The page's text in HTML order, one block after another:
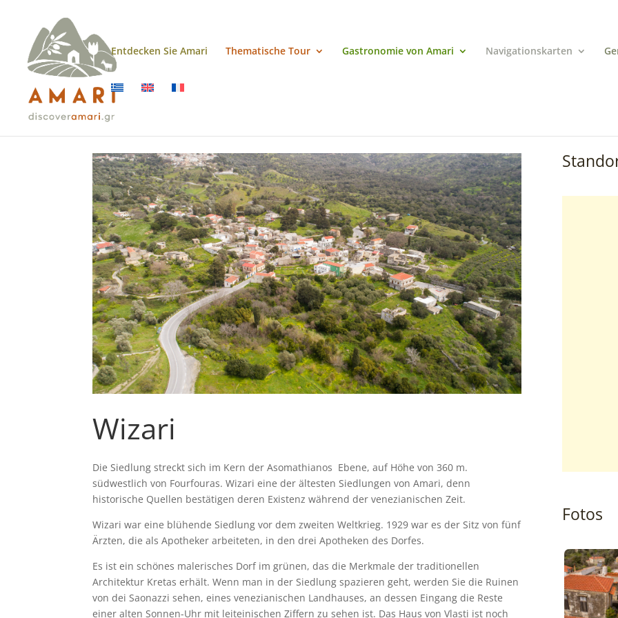
Entdecken Sie Amari Thematische Tour Gastronomie von Amari Navigationskarten
Wizari
Die Siedlung streckt sich im Kern der Asomathianos Ebene, auf Höhe von 360 m.
südwestlich von Fourfouras. Wizari eine der ältesten Siedlungen von Amari, denn
historische Quellen bestätigen deren Existenz während der venezianischen Zeit.
Wizari war eine blühende Siedlung vor dem zweiten Weltkrieg. 1929 war es der Sitz von fünf
Ärzten, die als Apotheker arbeiteten, in den drei Apotheken des Dorfes.
Es ist ein schönes malerisches Dorf im grünen, das die Merkmale der traditionellen
Architektur Kretas erhält. Wenn man in der Siedlung spazieren geht, werden Sie die Ruinen
von dei Saonazzi sehen, eines venezianischen Landhauses, an dessen Eingang die Reste
einer alten Sonnen-Uhr mit leiteinischen Ziffern zu sehen ist. Das Haus von Vlasti ist noch
Fotos